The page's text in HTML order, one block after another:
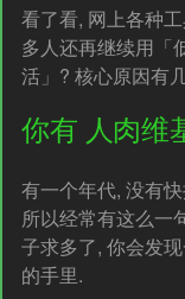
看了看, 网上各种
多人还再继续用「
活」? 核心原因有
你有 人肉维
有一个年代, 没有
所以经常有这么一
子求多了, 你会发
的手里.